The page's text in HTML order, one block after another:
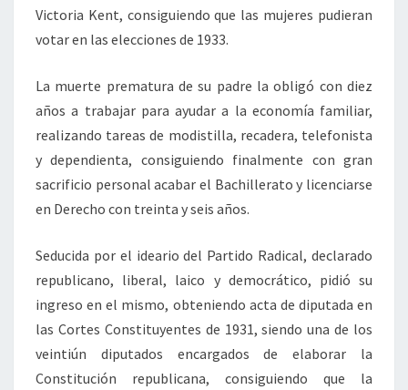
Victoria Kent, consiguiendo que las mujeres pudieran
votar en las elecciones de 1933.
La muerte prematura de su padre la obligó con diez
años a trabajar para ayudar a la economía familiar,
realizando tareas de modistilla, recadera, telefonista
y dependienta, consiguiendo finalmente con gran
sacrificio personal acabar el Bachillerato y licenciarse
en Derecho con treinta y seis años.
Seducida por el ideario del Partido Radical, declarado
republicano, liberal, laico y democrático, pidió su
ingreso en el mismo, obteniendo acta de diputada en
las Cortes Constituyentes de 1931, siendo una de los
veintiún diputados encargados de elaborar la
Constitución republicana, consiguiendo que la